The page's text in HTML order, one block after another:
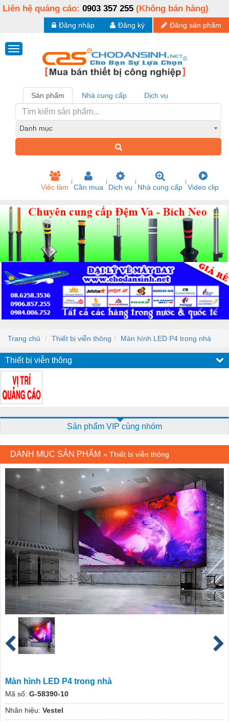
Liên hệ quảng cáo: 0903 357 255 (Không bán hàng)
Đăng sản phẩm
Đăng ký
Đăng nhập
Sản phẩm Nhà cung cấp Dịch vụ
Danh mục
Việc làm Cần mua Dịch vụ Nhà cung cấp Video clip
Trang chủ Thiết bị viễn thông Màn hình LED P4 trong nhà
Thiết bị viễn thông
Sản phẩm VIP cùng nhóm
DANH MỤC SẢN PHẨM » Thiết bị viễn thông
Màn hình LED P4 trong nhà
Mã số: G-58390-10
Nhãn hiệu: Vestel